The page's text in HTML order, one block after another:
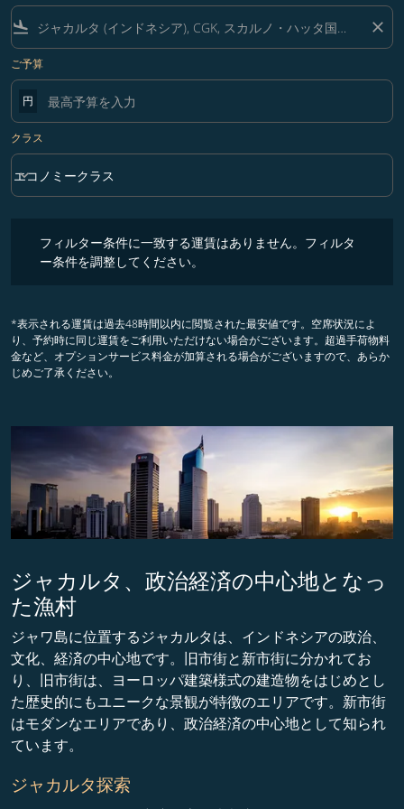
flight_land close
ご予算
円
クラス
クラス option エコノミークラス Selected
エコノミークラス
keyboard_arrow_down
フィルター条件に一致する運賃はありません。フィルタ
ー条件を調整してください。
*表示される運賃は過去48時間以内に閲覧された最安値です。空席状況によ
り、予約時に同じ運賃をご利用いただけない場合がございます。超過手荷物料
金など、オプションサービス料金が加算される場合がございますので、あらか
じめご了承ください。
ジャカルタ、政治経済の中心地となっ
た漁村
ジャワ島に位置するジャカルタは、インドネシアの政治、
文化、経済の中心地です。旧市街と新市街に分かれてお
り、旧市街は、ヨーロッパ建築様式の建造物をはじめとし
た歴史的にもユニークな景観が特徴のエリアです。新市街
はモダンなエリアであり、政治経済の中心地として知られ
ています。
ジャカルタ探索